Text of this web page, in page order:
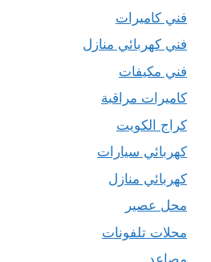
فني كاميرات
فني كهربائي منازل
فني مكيفات
كاميرات مراقبة
كراج الكويت
كهربائي سيارات
كهربائي منازل
محل عصير
محلات تلفونات